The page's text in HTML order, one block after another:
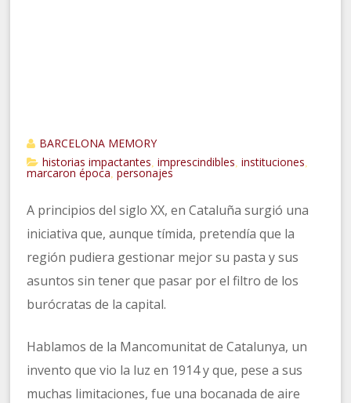
BARCELONA MEMORY
historias impactantes
,imprescindibles ,instituciones
marcaron época ,personajes
A principios del siglo XX, en Cataluña surgió una
iniciativa que, aunque tímida, pretendía que la
región pudiera gestionar mejor su pasta y sus
asuntos sin tener que pasar por el filtro de los
burócratas de la capital.
Hablamos de la Mancomunitat de Catalunya, un
invento que vio la luz en 1914 y que, pese a sus
muchas limitaciones, fue una bocanada de aire